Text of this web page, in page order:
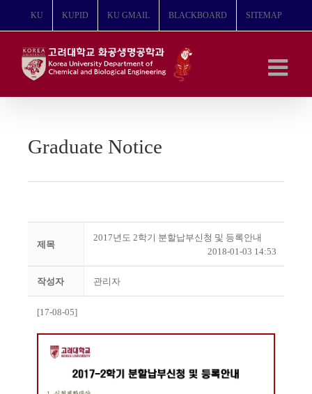
뛰
KU KUPID KU GMAIL BLACKBOARD SITEMAP
Graduate Notice
제목
2017년도 2학기 분할납부신청 및 등록안내
2018-01-03 14:53
작성자 관리자
[17-08-05]